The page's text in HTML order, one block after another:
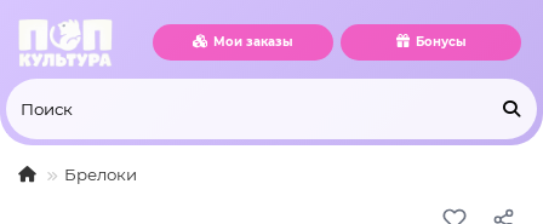
Мои заказы Бонусы
Брелоки